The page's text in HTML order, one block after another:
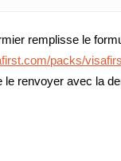
remplisse le
packs/
le renvoyer avec la